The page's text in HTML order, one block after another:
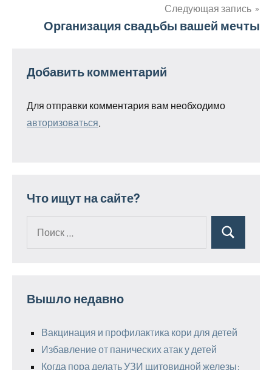
Следующая запись
Организация свадьбы вашей мечты
Добавить комментарий
Для отправки комментария вам необходимо
авторизоваться
Что ищут на сайте?
Поиск
Вышло недавно
Вакцинация и профилактика кори для детей
Избавление от панических атак у детей
Когда пора делать УЗИ щитовидной железы: